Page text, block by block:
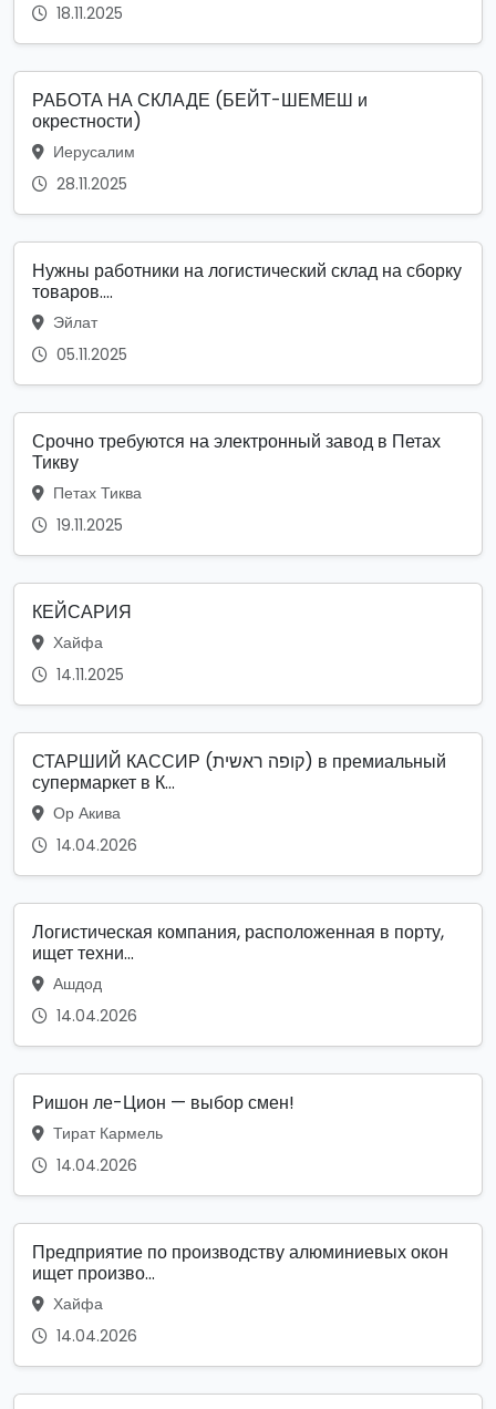
18.11.2025
РАБОТА НА СКЛАДЕ (БЕЙТ-ШЕМЕШ и
окрестности)
Иерусалим
28.11.2025
Нужны работники на логистический склад на сборку
товаров....
Эйлат
05.11.2025
Срочно требуются на электронный завод в Петах
Тикву
Петах Тиква
19.11.2025
КЕЙСАРИЯ
Хайфа
14.11.2025
СТАРШИЙ КАССИР (קופה ראשית) в премиальный
супермаркет в К...
Ор Акива
14.04.2026
Логистическая компания, расположенная в порту,
ищет техни...
Ашдод
14.04.2026
Ришон ле-Цион — выбор смен!
Тират Кармель
14.04.2026
Предприятие по производству алюминиевых окон
ищет произво...
Хайфа
14.04.2026